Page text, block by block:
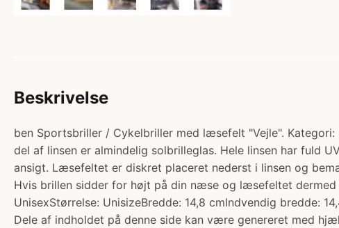
Beskrivelse
ben Sportsbriller / Cykelbriller med læsefelt "Vejle".
del af linsen er almindelig solbrilleglas. Hele linsen har fuld
ansigt. Læsefeltet er diskret placeret nederst i linsen og
Hvis brillen sidder for højt på din næse og læsefeltet
UnisexStørrelse: UnisizeBredde: 14,8 cmIndvendig bredde:
Dele af indholdet på denne side kan være genereret med